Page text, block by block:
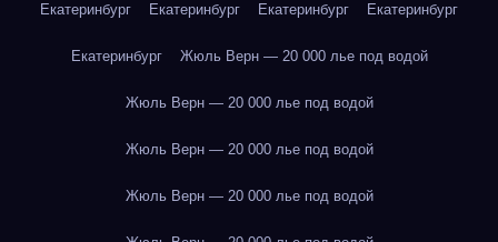
Екатеринбург Екатеринбург Екатеринбург Екатеринбург
Екатеринбург Жюль Верн — 20 000 лье под водой
Жюль Верн — 20 000 лье под водой
Жюль Верн — 20 000 лье под водой
Жюль Верн — 20 000 лье под водой